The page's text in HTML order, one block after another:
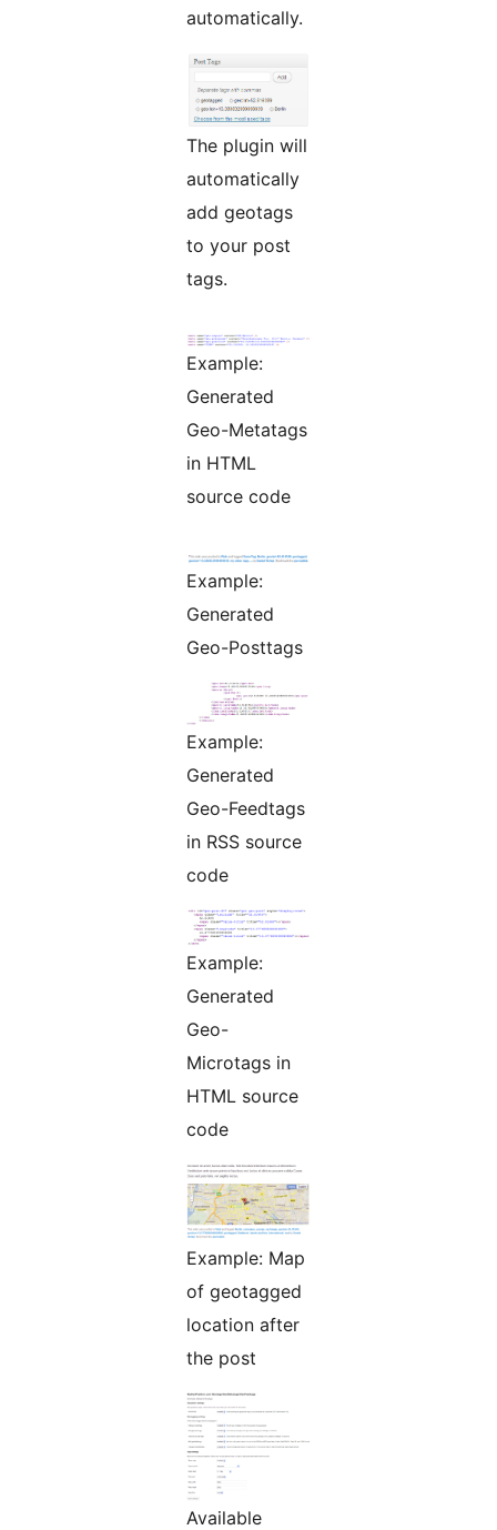
automatically.
The plugin will
automatically
add geotags
to your post
tags.
Example:
Generated
Geo-Metatags
in HTML
source code
Example:
Generated
Geo-Posttags
Example:
Generated
Geo-Feedtags
in RSS source
code
Example:
Generated
Geo-
Microtags in
HTML source
code
Example: Map
of geotagged
location after
the post
Available